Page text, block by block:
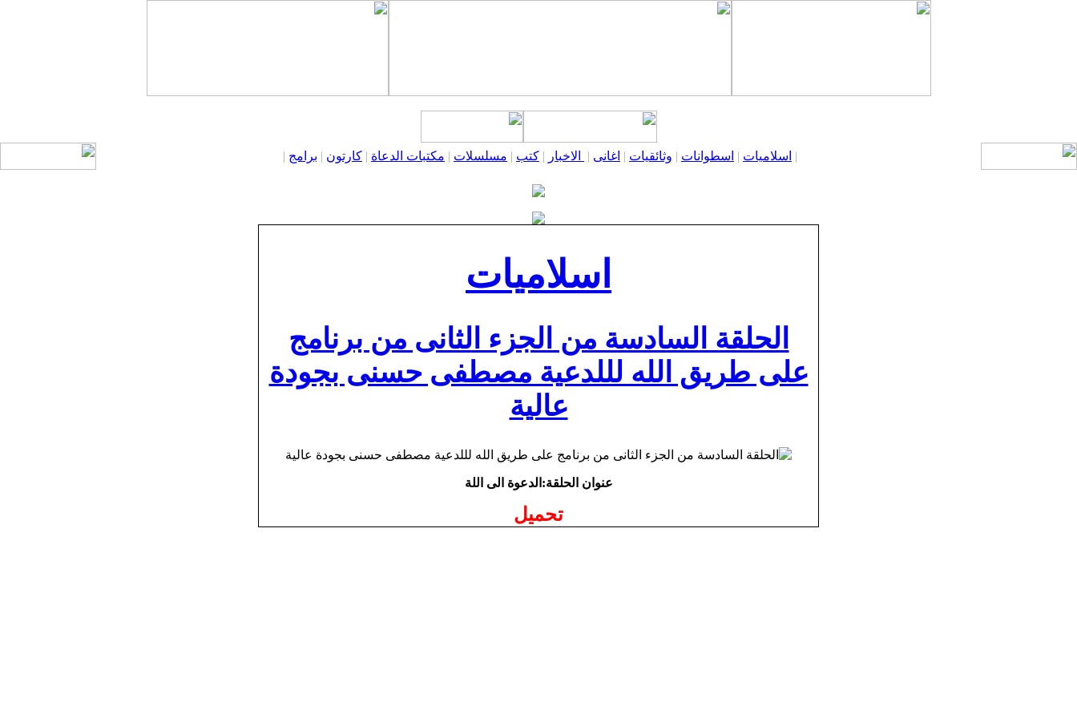
| اسلاميات | اسطوانات | وثائقيات | اغانى | الاخبار | كتب | مسلسلات | مكتبات الدعاة | كارتون | برامج |
اسلاميات
الحلقة السادسة من الجزء الثانى من برنامج
على طريق الله لللدعية مصطفى حسنى بجودة
عالية
عنوان الحلقة:الدعوة الى اللة
تحميل